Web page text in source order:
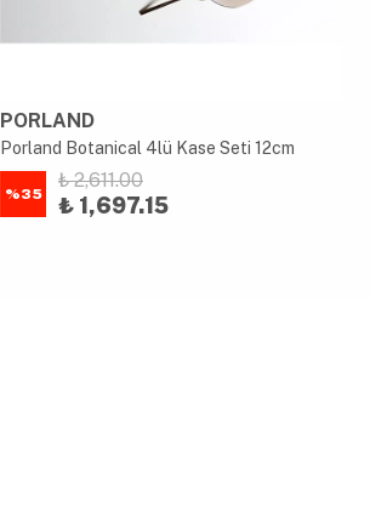
PORLAND
Porland Botanical 4lü Kase Seti 12cm
%35
₺ 2,611.00
₺ 1,697.15